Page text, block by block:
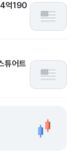
4억190
튜어트